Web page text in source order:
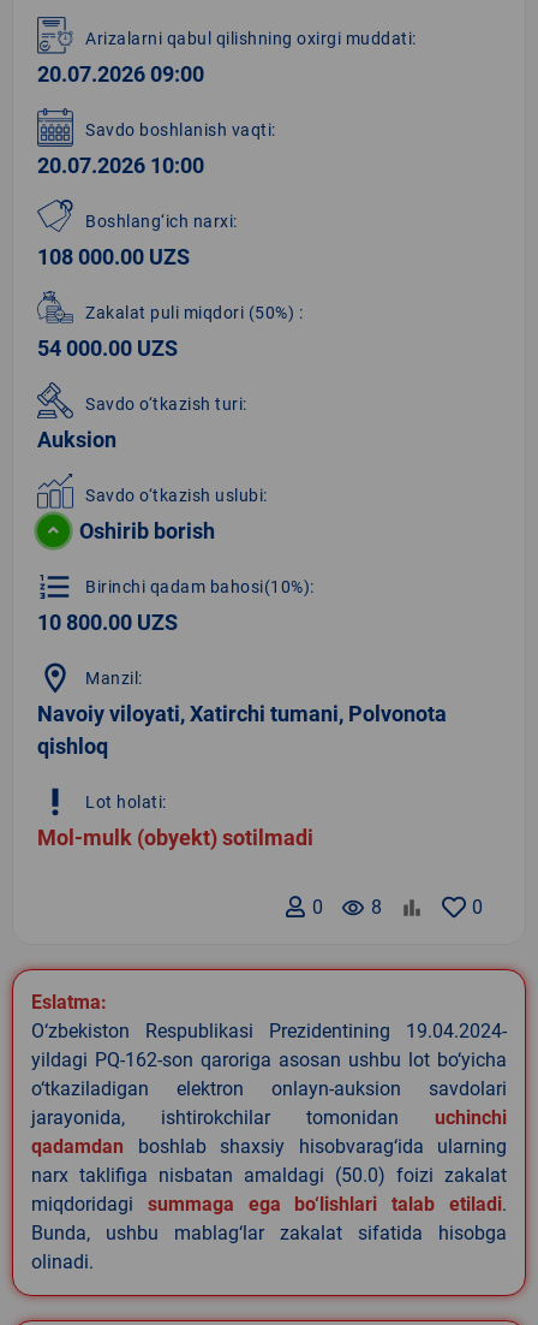
1
of
2
Arizalarni qabul qilishning oxirgi muddati:
20.07.2026 09:00
Savdo boshlanish vaqti:
20.07.2026 10:00
Boshlang‘ich narxi:
108 000.00 UZS
Zakalat puli miqdori (50%) :
54 000.00 UZS
Savdo o‘tkazish turi:
Auksion
Savdo o‘tkazish uslubi:
Oshirib borish
format_list_numbered Birinchi qadam bahosi(10%):
10 800.00 UZS
location_on Manzil:
Navoiy viloyati, Xatirchi tumani, Polvonota
qishloq
priority_high Lot holati:
Mol-mulk (obyekt) sotilmadi
0
remove_red_eye 8
0
Eslatma:
O‘zbekiston Respublikasi Prezidentining 19.04.2024-
yildagi PQ-162-son qaroriga asosan ushbu lot bo‘yicha
o‘tkaziladigan elektron onlayn-auksion savdolari
jarayonida, ishtirokchilar tomonidan uchinchi
qadamdan boshlab shaxsiy hisobvarag‘ida ularning
narx taklifiga nisbatan amaldagi (50.0) foizi zakalat
miqdoridagi summaga ega bo‘lishlari talab etiladi.
Bunda, ushbu mablag‘lar zakalat sifatida hisobga
olinadi.